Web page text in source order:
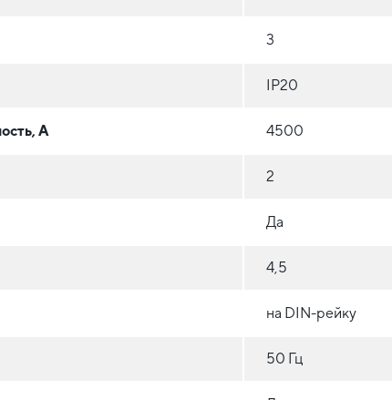
3
IP20
А 4500
2
Да
4,5
на DIN-рейку
50 Гц